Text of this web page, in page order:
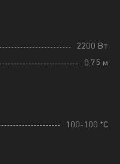
2200 Вт
0.75 м
100-100 *С